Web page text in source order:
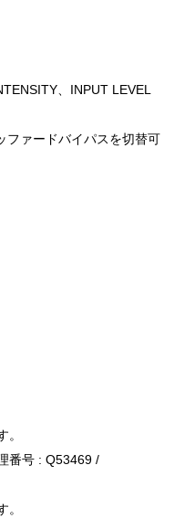
、INPUT LEVEL
ファードバイパスを切替可
。
番号 : Q53469 /
。